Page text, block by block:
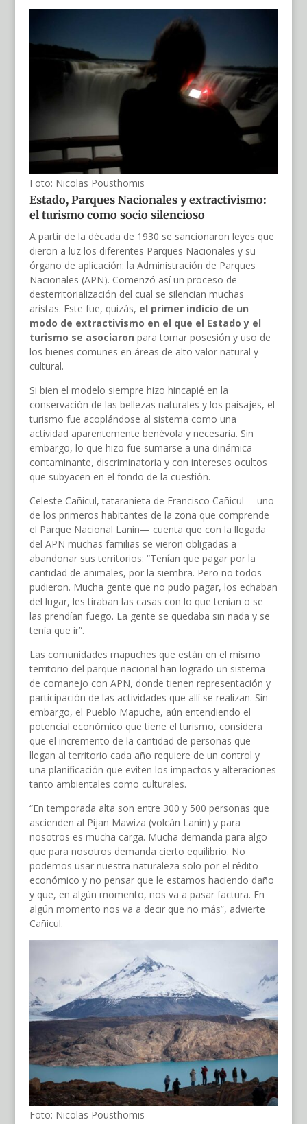
Foto: Nicolas Pousthomis
Estado, Parques Nacionales yextractivismo:
el turismo como socio silencioso
A partir de la década de 1930 se sancionaron leyes que
dieron a luz los diferentes Parques Nacionales y su
órgano de aplicación: la Administración de Parques
Nacionales (APN). Comenzó así un proceso de
desterritorialización del cual se silencian muchas
aristas. Este fue, quizás, el primer indicio de un
modo de extractivismo en el que el Estado y el
turismo se asociaron para tomar posesión y uso de
los bienes comunes en áreas de alto valor natural y
cultural.
Si bien el modelo siempre hizo hincapié en la
conservación de las bellezas naturales y los paisajes, el
turismo fue acoplándose al sistema como una
actividad aparentemente benévola y necesaria. Sin
embargo, lo que hizo fue sumarse a una dinámica
contaminante, discriminatoria y con intereses ocultos
que subyacen en el fondo de la cuestión.
Celeste Cañicul, tataranieta de Francisco Cañicul —uno
de los primeros habitantes de la zona que comprende
el Parque Nacional Lanín— cuenta que con la llegada
del APN muchas familias se vieron obligadas a
abandonar sus territorios: “Tenían que pagar por la
cantidad de animales, por la siembra. Pero no todos
pudieron. Mucha gente que no pudo pagar, los echaban
del lugar, les tiraban las casas con lo que tenían o se
las prendían fuego. La gente se quedaba sin nada y se
tenía que ir”.
Las comunidades mapuches que están en el mismo
territorio del parque nacional han logrado un sistema
de comanejo con APN, donde tienen representación y
participación de las actividades que allí se realizan. Sin
embargo, el Pueblo Mapuche, aún entendiendo el
potencial económico que tiene el turismo, considera
que el incremento de la cantidad de personas que
llegan al territorio cada año requiere de un control y
una planificación que eviten los impactos y alteraciones
tanto ambientales como culturales.
“En temporada alta son entre 300 y 500 personas que
ascienden al Pijan Mawiza (volcán Lanín) y para
nosotros es mucha carga. Mucha demanda para algo
que para nosotros demanda cierto equilibrio. No
podemos usar nuestra naturaleza solo por el rédito
económico y no pensar que le estamos haciendo daño
y que, en algún momento, nos va a pasar factura. En
algún momento nos va a decir que no más”, advierte
Cañicul.
Foto: Nicolas Pousthomis